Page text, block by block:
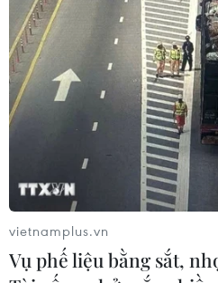
vietnamplus.vn
Vụ phế liệu bằng sắt,